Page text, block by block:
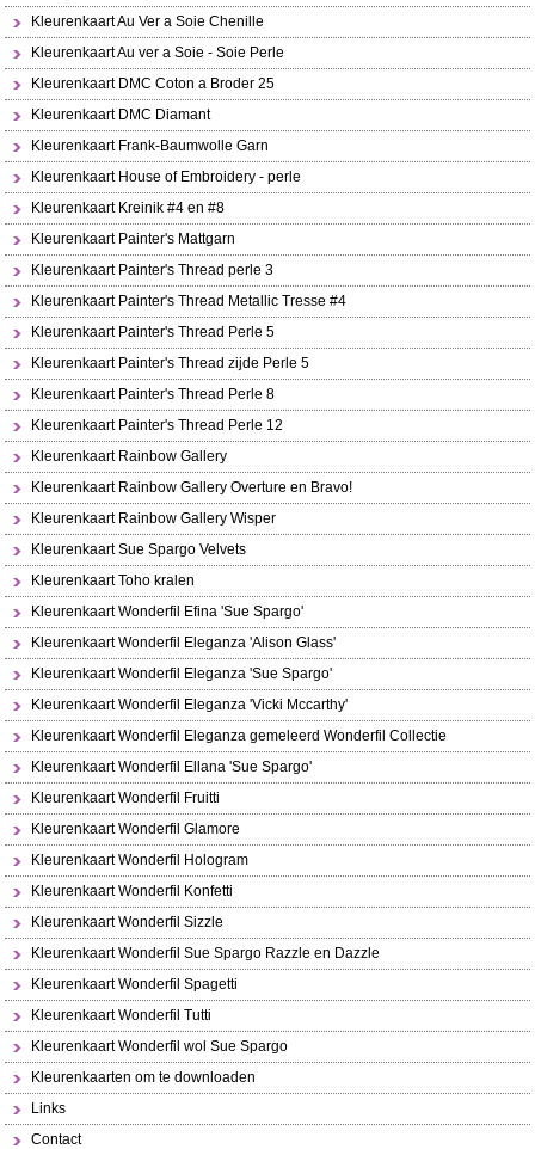
Kleurenkaart Au Ver a Soie Chenille
Kleurenkaart Au ver a Soie - Soie Perle
Kleurenkaart DMC Coton a Broder 25
Kleurenkaart DMC Diamant
Kleurenkaart Frank-Baumwolle Garn
Kleurenkaart House of Embroidery - perle
Kleurenkaart Kreinik #4 en #8
Kleurenkaart Painter's Mattgarn
Kleurenkaart Painter's Thread perle 3
Kleurenkaart Painter's Thread Metallic Tresse #4
Kleurenkaart Painter's Thread Perle 5
Kleurenkaart Painter's Thread zijde Perle 5
Kleurenkaart Painter's Thread Perle 8
Kleurenkaart Painter's Thread Perle 12
Kleurenkaart Rainbow Gallery
Kleurenkaart Rainbow Gallery Overture en Bravo!
Kleurenkaart Rainbow Gallery Wisper
Kleurenkaart Sue Spargo Velvets
Kleurenkaart Toho kralen
Kleurenkaart Wonderfil Efina 'Sue Spargo'
Kleurenkaart Wonderfil Eleganza 'Alison Glass'
Kleurenkaart Wonderfil Eleganza 'Sue Spargo'
Kleurenkaart Wonderfil Eleganza 'Vicki Mccarthy'
Kleurenkaart Wonderfil Eleganza gemeleerd Wonderfil Collectie
Kleurenkaart Wonderfil Ellana 'Sue Spargo'
Kleurenkaart Wonderfil Fruitti
Kleurenkaart Wonderfil Glamore
Kleurenkaart Wonderfil Hologram
Kleurenkaart Wonderfil Konfetti
Kleurenkaart Wonderfil Sizzle
Kleurenkaart Wonderfil Sue Spargo Razzle en Dazzle
Kleurenkaart Wonderfil Spagetti
Kleurenkaart Wonderfil Tutti
Kleurenkaart Wonderfil wol Sue Spargo
Kleurenkaarten om te downloaden
Links
Contact